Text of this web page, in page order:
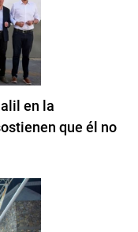
en la
que él no